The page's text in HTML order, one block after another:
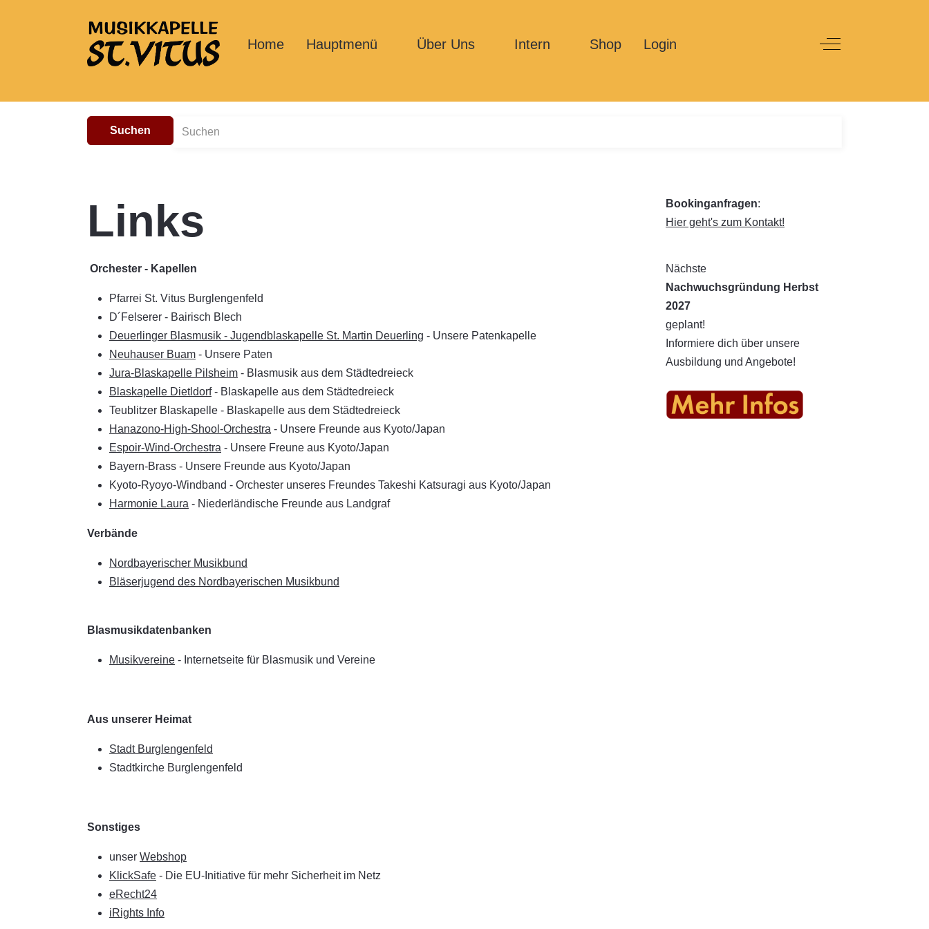
Home Hauptmenü Über Uns Intern Shop Login Off-Canvas Toggle
Suchen
Links
Orchester - Kapellen
Pfarrei St. Vitus Burglengenfeld
D´Felserer - Bairisch Blech
Deuerlinger Blasmusik - Jugendblaskapelle St. Martin Deuerling - Unsere Patenkapelle
Neuhauser Buam - Unsere Paten
Jura-Blaskapelle Pilsheim - Blasmusik aus dem Städtedreieck
Blaskapelle Dietldorf- Blaskapelle aus dem Städtedreieck
Teublitzer Blaskapelle - Blaskapelle aus dem Städtedreieck
Hanazono-High-Shool-Orchestra - Unsere Freunde aus Kyoto/Japan
Espoir-Wind-Orchestra - Unsere Freune aus Kyoto/Japan
Bayern-Brass - Unsere Freunde aus Kyoto/Japan
Kyoto-Ryoyo-Windband - Orchester unseres Freundes Takeshi Katsuragi aus Kyoto/Japan
Harmonie Laura - Niederländische Freunde aus Landgraf
Verbände
Nordbayerischer Musikbund
Bläserjugend des Nordbayerischen Musikbund
Blasmusikdatenbanken
Musikvereine - Internetseite für Blasmusik und Vereine
Aus unserer Heimat
Stadt Burglengenfeld
Stadtkirche Burglengenfeld
Sonstiges
unser Webshop
KlickSafe - Die EU-Initiative für mehr Sicherheit im Netz
eRecht24
iRights Info
Bookinganfragen:
Hier geht's zum Kontakt!
Nächste
Nachwuchsgründung Herbst
2027
geplant!
Informiere dich über unsere
Ausbildung und Angebote!